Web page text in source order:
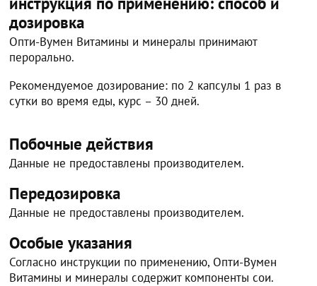
дозировка
Опти-Вумен Витамины и минералы принимают
перорально.
Рекомендуемое дозирование: по 2 капсулы 1 раз в
сутки во время еды, курс – 30 дней.
Побочные действия
Данные не предоставлены производителем.
Передозировка
Данные не предоставлены производителем.
Особые указания
Согласно инструкции по применению, Опти-Вумен
Витамины и минералы содержит компоненты сои.